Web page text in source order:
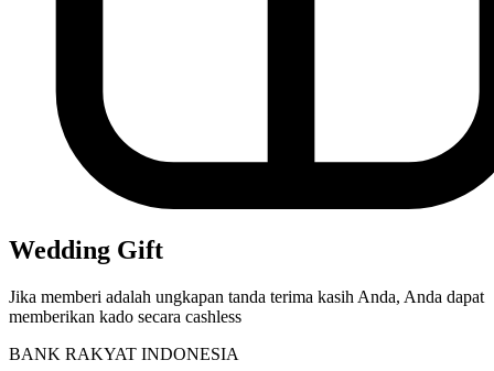
Wedding Gift
Jika memberi adalah ungkapan tanda terima kasih Anda, Anda dapat
memberikan kado secara cashless
BANK RAKYAT INDONESIA